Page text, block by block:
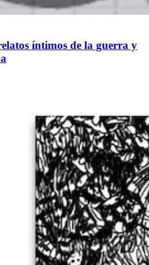
íntimos de la guerra y